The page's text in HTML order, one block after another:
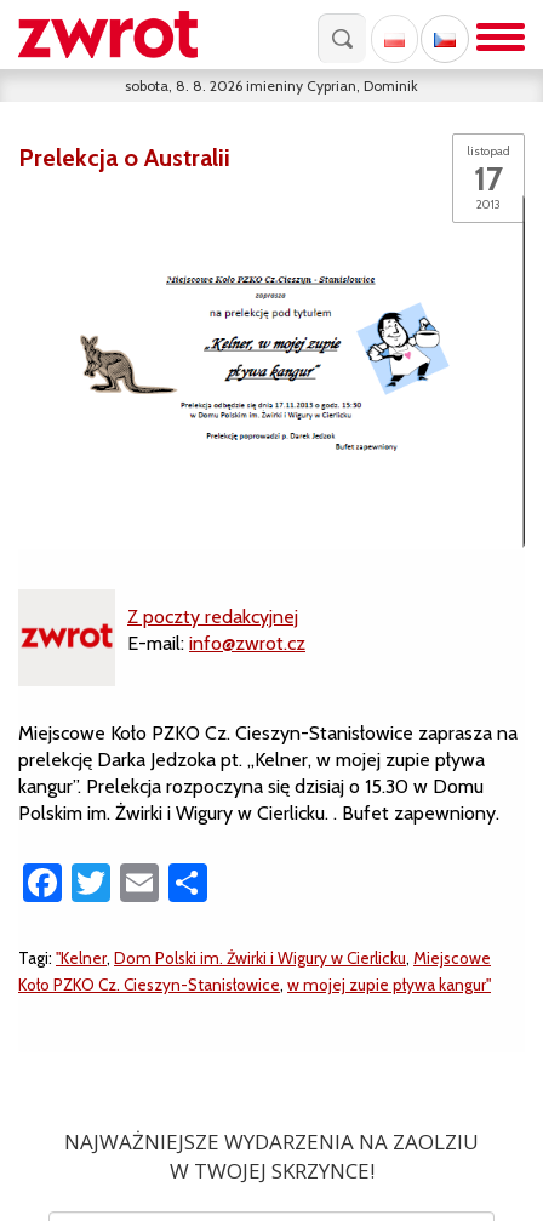
sobota, 8. 8. 2026 imieniny Cyprian, Dominik
listopad
17
2013
Prelekcja o Australii
Z poczty redakcyjnej
E-mail: info@zwrot.cz
Miejscowe Koło PZKO Cz. Cieszyn-Stanisłowice zaprasza na
prelekcję Darka Jedzoka pt. „Kelner, w mojej zupie pływa
kangur”. Prelekcja rozpoczyna się dzisiaj o 15.30 w Domu
Polskim im. Żwirki i Wigury w Cierlicku. . Bufet zapewniony.
Facebook
Twitter
Email
Tagi: "Kelner, Dom Polski im. Żwirki i Wigury w Cierlicku, Miejscowe
Koło PZKO Cz. Cieszyn-Stanisłowice, w mojej zupie pływa kangur"
NAJWAŻNIEJSZE WYDARZENIA NA ZAOLZIU
W TWOJEJ SKRZYNCE!